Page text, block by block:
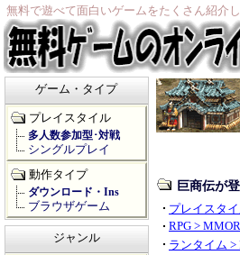
無料で遊べて面白いゲームをたくさん紹介し
巨商伝が
プレイスタ
RPG >
ランタイム >
ゲーム・タイプ
プレイスタイル
多人数参加型･対戦
シングルプレイ
動作タイプ
ダウンロード・Ins
ブラウザゲーム
ジャンル